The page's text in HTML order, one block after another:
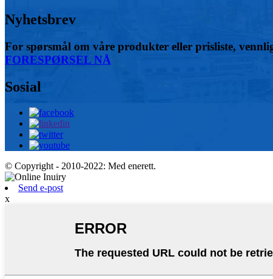
Nyhetsbrev
For spørsmål om våre produkter eller prisliste,
FORESPØRSEL NÅ
Sosial
© Copyright - 2010-2022: Med enerett.
Send e-post
x